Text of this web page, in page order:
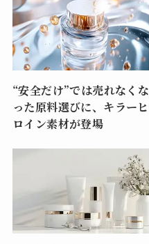
“安全だけ”では売れなくな
った原料選びに、キラーヒ
ロイン素材が登場